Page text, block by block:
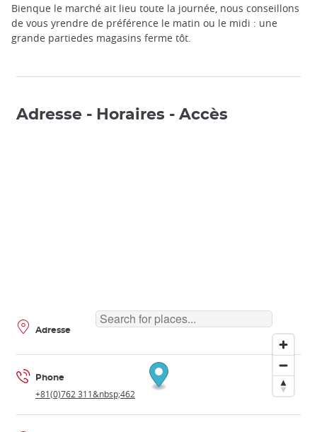
Bienque le marché ait lieu toute la journée, nous conseillons
de vous yrendre de préférence le matin ou le midi : une
grande partiedes magasins ferme tôt.
Adresse - Horaires - Accès
Adresse
Phone
+81(0)762 311&nbsp;462